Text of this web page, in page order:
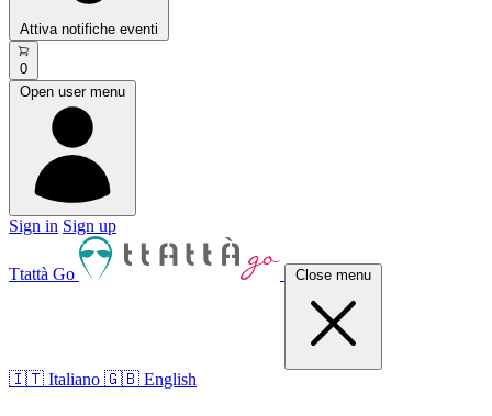
Attiva notifiche eventi
0
Open user menu
Sign in Sign up
Ttattà Go Close menu
🇮🇹 Italiano 🇬🇧 English